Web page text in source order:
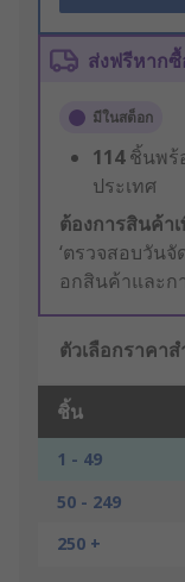
ส่งฟรีหากซื้
มีในสต็อก
114ชิ้นพร้
ประเทศ
ต้องการสินค้า
‘ตรวจสอบวันจั
อกสินค้าและก
ตัวเลือกราคา
ชิ้น
1 - 49
50 - 249
250 +